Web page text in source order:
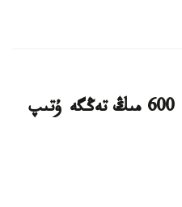
استانادا 15 كىتاپ وقىپ، 600 مىڭ تەڭگە ۇتىپ